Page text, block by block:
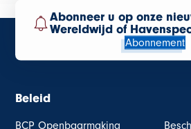
Abonneer u op onze
Wereldwijd of
Abonnement
Beleid
BCP Openbaarmaking